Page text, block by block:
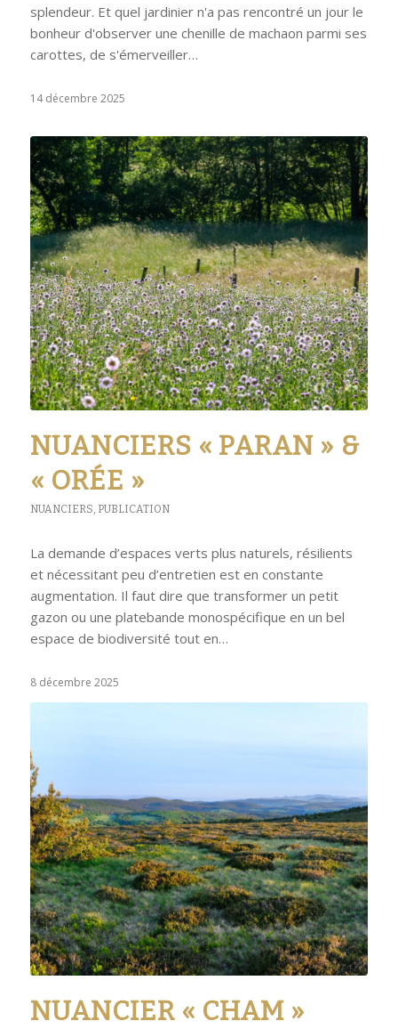
splendeur. Et quel jardinier n'a pas rencontré un jour le
bonheur d'observer une chenille de machaon parmi ses
carottes, de s'émerveiller…
14 décembre 2025
NUANCIERS « PARAN » &
« ORÉE »
NUANCIERS PUBLICATION
La demande d’espaces verts plus naturels, résilients
et nécessitant peu d’entretien est en constante
augmentation. Il faut dire que transformer un petit
gazon ou une platebande monospécifique en un bel
espace de biodiversité tout en…
8 décembre 2025
NUANCIER « CHAM »